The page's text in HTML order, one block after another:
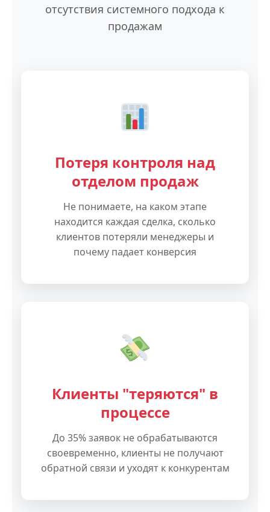
отсутствия системного подхода к
продажам
Потеря контроля над
отделом продаж
Не понимаете, на каком этапе
находится каждая сделка, сколько
клиентов потеряли менеджеры и
почему падает конверсия
Клиенты "теряются" в
процессе
До 35% заявок не обрабатываются
своевременно, клиенты не получают
обратной связи и уходят к конкурентам